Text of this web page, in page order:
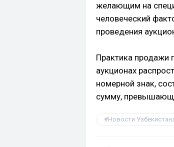
желающим на
человеческий
проведения
Практика продажи
аукционах
номерной знак,
сумму,
Новости